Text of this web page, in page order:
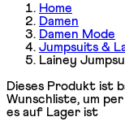
Home
Damen
Damen Mode
Jumpsuits &
Lainey
Dieses Produkt ist
Wunschliste, um
es auf Lager ist